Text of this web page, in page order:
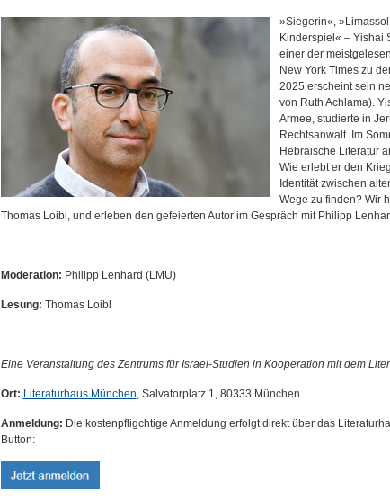
»Siegerin«,
Kinderspiel« – Yishai
einer der
New York Times zu
2025 erscheint sein
von Ruth Achlama).
Armee, studierte in
Rechtsanwalt. Im
Hebräische Literatur
Wie erlebt er den
Identität zwischen
Wege zu finden? Wir
Thomas Loibl, und erleben den gefeierten Autor im Gespräch mit Philipp
Moderation: Philipp Lenhard (LMU)
Lesung: Thomas Loibl
Eine Veranstaltung des Zentrums für Israel-Studien in Kooperation mit dem
Ort: Literaturhaus München, Salvatorplatz 1, 80333 München
Anmeldung: Die kostenpfligchtige Anmeldung erfolgt direkt über das
Button: